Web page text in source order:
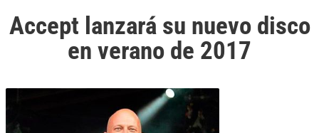
Accept lanzará su nuevo disco
en verano de 2017